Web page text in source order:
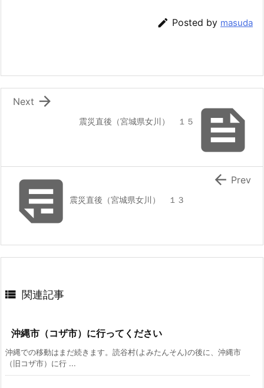
 Posted by masuda

震災直後（宮城県女川） １５

Next
震災直後（宮城県女川） １３
 Prev
 関連記事
沖縄市（コザ市）に行ってください
沖縄での移動はまだ続きます。読谷村(よみたんそん)の後に、沖縄市
（旧コザ市）に行 ...